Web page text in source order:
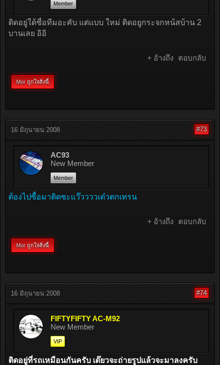
Member
ติดอยู่ใต้ชื่อทีมอะคับ แต่แบบ ใหม่ ติดอยูกระจกหน้สบ้าน 2
บานเลย อิอิ
+ อ้างถึง ตอบกลับ
Mor ถูกใจสิ่งนี้
16 มิถุนายน 2008 #73
AC93
New Member
Member
ต้องไปซื้อมาติดซะแว๊ววววเด๋วตกเทรน
+ อ้างถึง ตอบกลับ
Mor ถูกใจสิ่งนี้
16 มิถุนายน 2008 #74
FIFTYFIFTY AC-M92
New Member
VIP
ติดอยู่ที่รถเหมือนกันครับ เด๊ยวจะถ่ายรูปแล้วจะมาลงครับ